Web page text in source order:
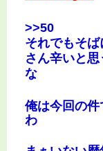
>>50
それでもそ
さん辛いと
な
俺は今回の
わ